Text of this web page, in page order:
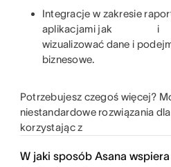
Integracje w zakresie
aplikacjami jak
i
wizualizować dane i
biznesowe.
Potrzebujesz czegoś więcej?
niestandardowe rozwiązania
korzystając z
W jaki sposób Asana